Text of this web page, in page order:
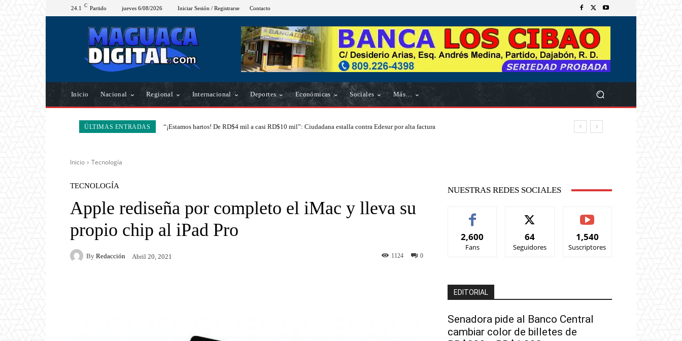
24.1 C Partido jueves 6/08/2026 Iniciar Sesión / Registrarse Contacto
Inicio Nacional Regional Internacional Deportes Económicas Sociales Más…
ÚLTIMAS ENTRADAS “¡Estamos hartos! De RD$4 mil a casi RD$10 mil”: Ciudadana estalla contra Edesur por alta factura
Inicio Tecnología
TECNOLOGÍA
Apple rediseña por completo el iMac y lleva su
propio chip al iPad Pro
By Redacción Abril 20, 2021 0
1124
NUESTRAS REDES SOCIALES
2,600
Fans
64
Seguidores
1,540
Suscriptores
EDITORIAL
Senadora pide al Banco Central
cambiar color de billetes de